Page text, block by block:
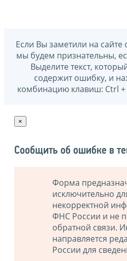
Если Вы заметили на сайте
мы будем признательны,
Выделите текст,
содержит ошибку, и
комбинацию клавиш: Ctrl
×
Сообщить об ошибке в
Форма
исключительно
некорректной
ФНС России и не
обратной связи.
направляется
России для